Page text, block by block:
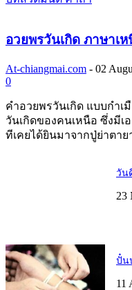
อวยพรวันเกิด ภาษาเ
At-chiangmai.com - 02
0
คำอวยพรวันเกิด แบบกำเ
วันเกิดของคนเหนือ ซึ่งมี
ทีเคยได้ยินมาจากปู่ย่าตาย
วัน
23
ปั๋น
11